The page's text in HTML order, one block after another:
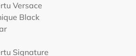
Versace
Black
Signature